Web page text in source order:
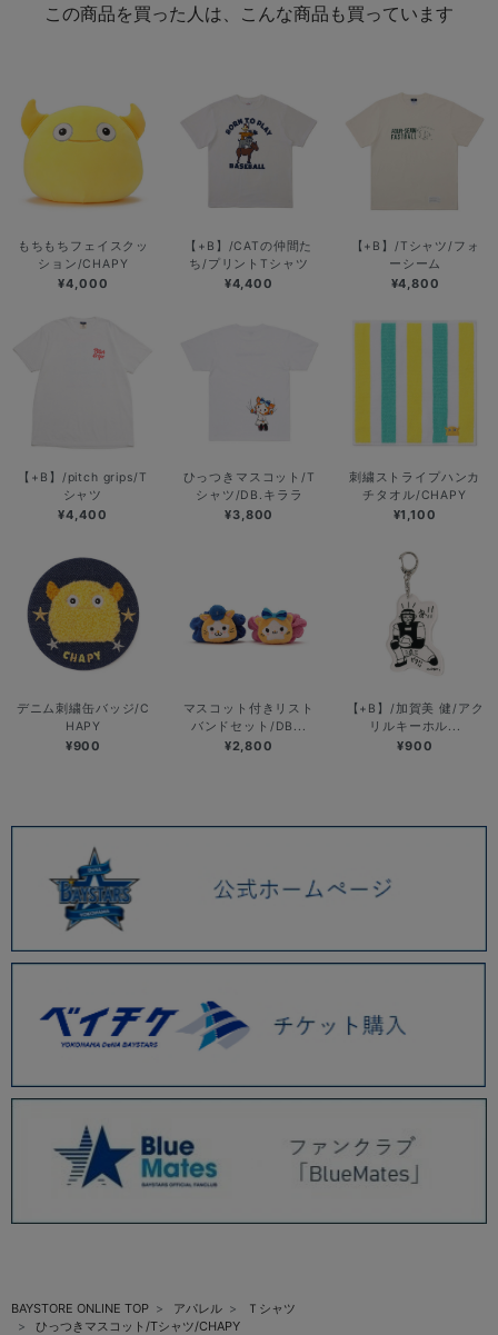
この商品を買った人は、こんな商品も買っています
もちもちフェイスクッ
ション/CHAPY
¥4,000
【+B】/CATの仲間た
ち/プリントTシャツ
¥4,400
【+B】/Tシャツ/フォ
ーシーム
¥4,800
【+B】/pitch grips/T
シャツ
¥4,400
ひっつきマスコット/T
シャツ/DB.キララ
¥3,800
刺繍ストライプハンカ
チタオル/CHAPY
¥1,100
デニム刺繍缶バッジ/C
HAPY
¥900
マスコット付きリスト
バンドセット/DB...
¥2,800
【+B】/加賀美 健/アク
リルキーホル...
¥900
BAYSTORE ONLINE TOP アパレル
Ｔシャツ
ひっつきマスコット/Tシャツ/CHAPY